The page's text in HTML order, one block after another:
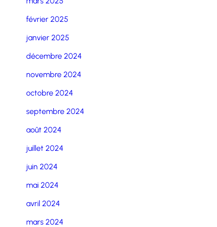
février 2025
janvier 2025
décembre 2024
novembre 2024
octobre 2024
septembre 2024
août 2024
juillet 2024
juin 2024
mai 2024
avril 2024
mars 2024